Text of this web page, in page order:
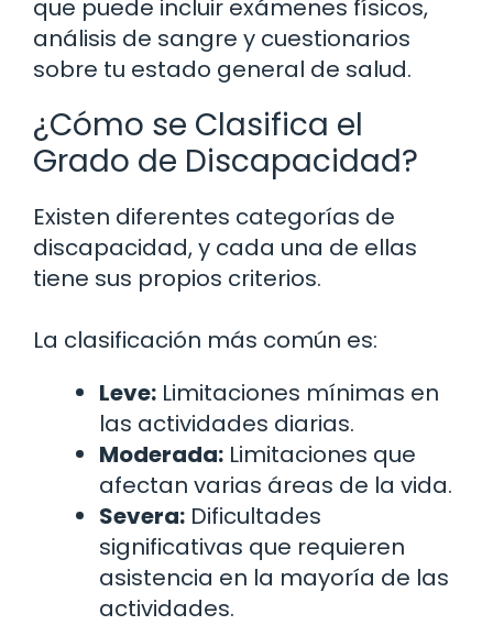
que puede incluir exámenes físicos,
análisis de sangre y cuestionarios
sobre tu estado general de salud.
¿Cómo se Clasifica el
Grado de Discapacidad?
Existen diferentes categorías de
discapacidad, y cada una de ellas
tiene sus propios criterios.
La clasificación más común es:
Leve: Limitaciones mínimas en
las actividades diarias.
Moderada: Limitaciones que
afectan varias áreas de la vida.
Severa: Dificultades
significativas que requieren
asistencia en la mayoría de las
actividades.